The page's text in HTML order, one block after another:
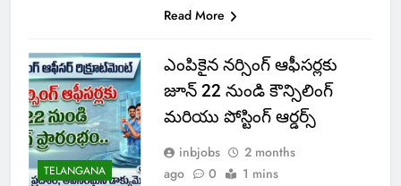
Read More
TELANGANA
ఎంపికైన నర్సింగ్ ఆఫీసర్లకు
జూన్ 22 నుండి కౌన్సిలింగ్
మరియు పోస్టింగ్ ఆర్డర్స్
inbjobs
2 months
ago
0 1 mins